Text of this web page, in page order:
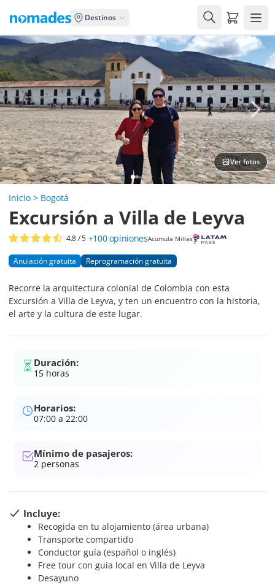
Destinos Carrito
Ver fotos
Inicio > Bogotá
Excursión a Villa de Leyva
4.8/ 5 +100 opinionesAcumula Millas
Anulación gratuita Reprogramación gratuita
Recorre la arquitectura colonial de Colombia con esta
Excursión a Villa de Leyva, y ten un encuentro con la historia,
el arte y la cultura de este lugar.
Duración:
15 horas
Horarios:
07:00 a 22:00
Mínimo de pasajeros:
2 personas
Incluye:
Recogida en tu alojamiento (área urbana)
Transporte compartido
Conductor guía (español o inglés)
Free tour con guia local en Villa de Leyva
Desayuno